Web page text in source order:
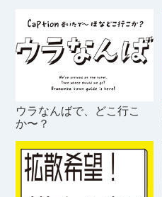
ウラなんばで、どこ行こ
か〜？